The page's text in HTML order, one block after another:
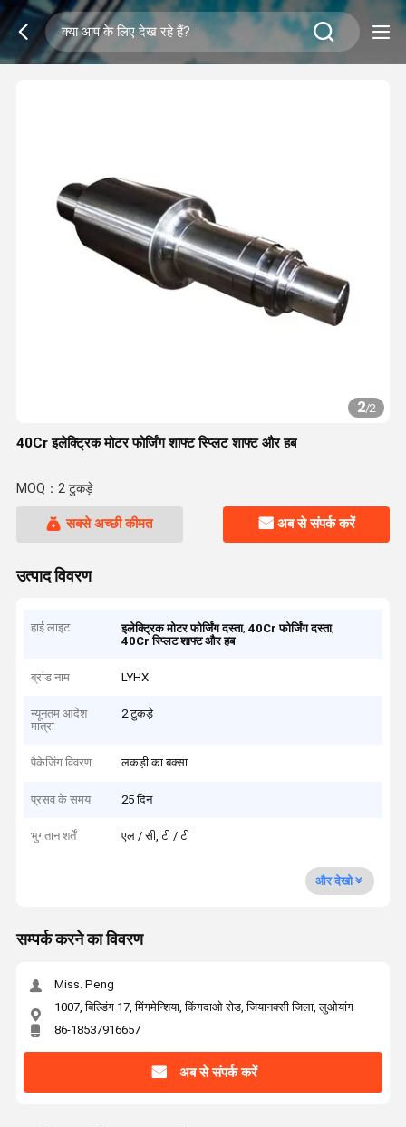
2/2
40Cr इलेक्ट्रिक मोटर फोर्जिंग शाफ्ट स्प्लिट शाफ्ट और हब
MOQ：2 टुकड़े
सबसे अच्छी कीमत अब से संपर्क करें
उत्पाद विवरण
हाई लाइट इलेक्ट्रिक मोटर फोर्जिंग दस्ता,40Cr फोर्जिंग दस्ता,
40Cr स्प्लिट शाफ्ट और हब
ब्रांड नाम LYHX
न्यूनतम आदेश
मात्रा
2 टुकड़े
पैकेजिंग विवरण लकड़ी का बक्सा
प्रसव के समय 25 दिन
भुगतान शर्तें एल / सी, टी / टी
और देखो
सम्पर्क करने का विवरण
Miss. Peng
1007, बिल्डिंग 17, मिंगमेन्शिया, किंगदाओ रोड, जियानक्सी जिला, लुओयांग
86-18537916657
अब से संपर्क करें